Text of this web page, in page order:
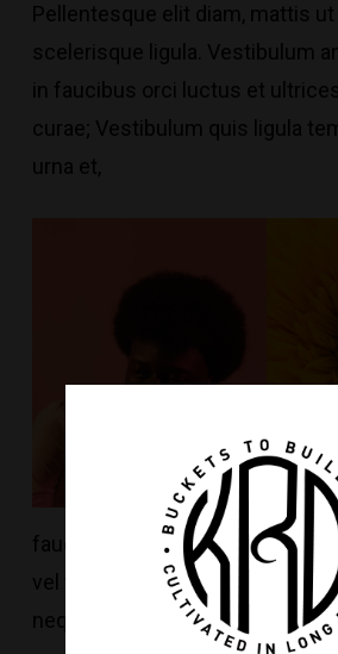
Pellentesque elit diam, mattis
scelerisque ligula. Vestibulum
in faucibus orci luctus et
curae; Vestibulum quis ligula
urna et,
faucibus enim. In aliquam
vel finibus risus. Maecenas
neque finibus, nec faucibus